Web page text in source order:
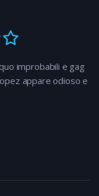
improbabili e gag
appare odioso e